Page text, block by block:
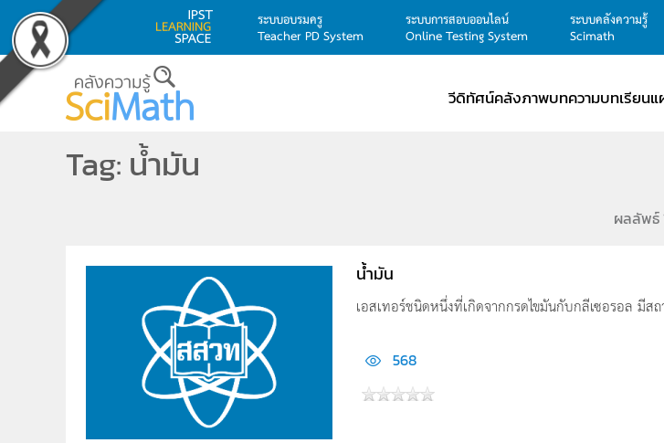
Skip to main content
ระบบอบรมครู
Teacher PD System
ระบบการสอบออนไลน์
Online Testing System
ระบบคลังความรู้
Scimath
วีดิทัศน์คลังภาพบทความบทเรียนแ
Tag: น้ำมัน
ผลลัพธ์
น้ำมัน
เอสเทอร์ชนิดหนึ่งที่เกิดจากกรดไขมันกับกลีเซอรอล มี
568